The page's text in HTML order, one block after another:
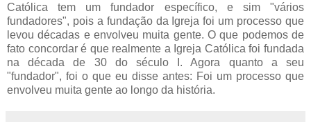
Católica tem um fundador específico, e sim "vários
fundadores", pois a fundação da Igreja foi um processo que
levou décadas e envolveu muita gente. O que podemos de
fato concordar é que realmente a Igreja Católica foi fundada
na década de 30 do século I. Agora quanto a seu
"fundador", foi o que eu disse antes: Foi um processo que
envolveu muita gente ao longo da história.